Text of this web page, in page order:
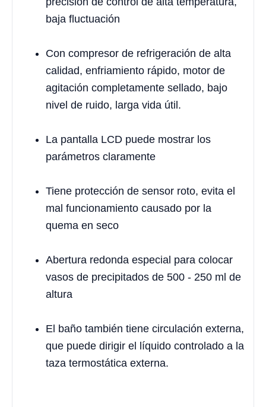
baja fluctuación
Con compresor de refrigeración de alta
calidad, enfriamiento rápido, motor de
agitación completamente sellado, bajo
nivel de ruido, larga vida útil.
La pantalla LCD puede mostrar los
parámetros claramente
Tiene protección de sensor roto, evita el
mal funcionamiento causado por la
quema en seco
Abertura redonda especial para colocar
vasos de precipitados de 500 - 250 ml de
altura
El baño también tiene circulación externa,
que puede dirigir el líquido controlado a la
taza termostática externa.